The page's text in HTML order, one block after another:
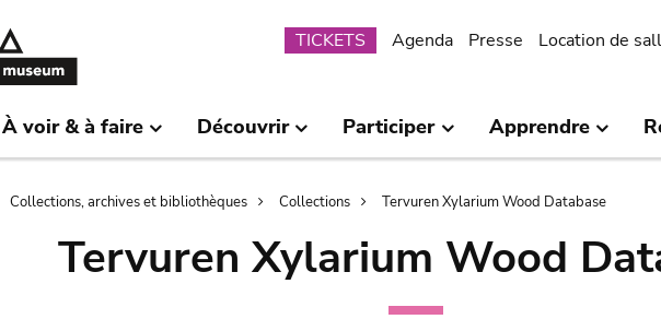
Submenu
TICKETS Agenda Presse Location de
À voir & à faire Découvrir Participer Apprendre
Collections, archives et bibliothèques Collections Tervuren Xylarium Wood Database
Tervuren Xylarium Wood